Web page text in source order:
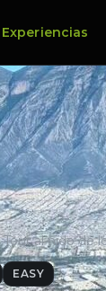
Experiencias
Tour al nido de
EASY